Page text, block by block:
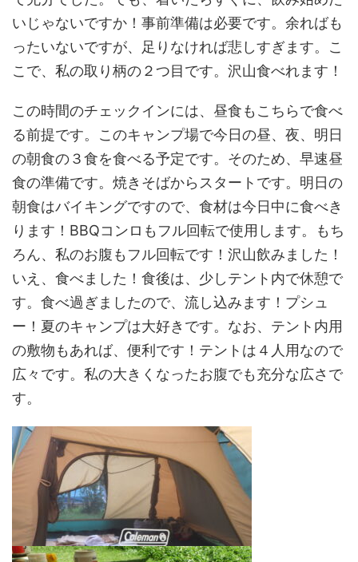
いじゃないですか！事前準備は必要です。余ればも
ったいないですが、足りなければ悲しすぎます。こ
こで、私の取り柄の２つ目です。沢山食べれます！
この時間のチェックインには、昼食もこちらで食べ
る前提です。このキャンプ場で今日の昼、夜、明日
の朝食の３食を食べる予定です。そのため、早速昼
食の準備です。焼きそばからスタートです。明日の
朝食はバイキングですので、食材は今日中に食べき
ります！BBQコンロもフル回転で使用します。もち
ろん、私のお腹もフル回転です！沢山飲みました！
いえ、食べました！食後は、少しテント内で休憩で
す。食べ過ぎましたので、流し込みます！プシュ
ー！夏のキャンプは大好きです。なお、テント内用
の敷物もあれば、便利です！テントは４人用なので
広々です。私の大きくなったお腹でも充分な広さで
す。